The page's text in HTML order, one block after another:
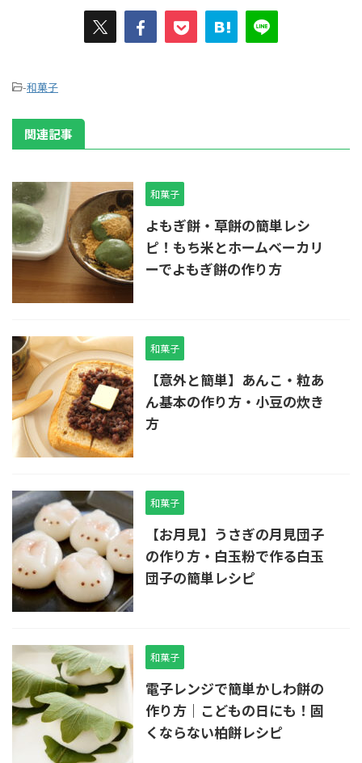
-和菓子
関連記事
和菓子
よもぎ餅・草餅の簡単レシ
ピ！もち米とホームベーカリ
ーでよもぎ餅の作り方
和菓子
【意外と簡単】あんこ・粒あ
ん基本の作り方・小豆の炊き
方
和菓子
【お月見】うさぎの月見団子
の作り方・白玉粉で作る白玉
団子の簡単レシピ
和菓子
電子レンジで簡単かしわ餅の
作り方｜こどもの日にも！固
くならない柏餅レシピ